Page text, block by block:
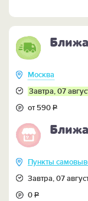
Москва
Завтра, 07
от 590Р
Пункты
Завтра, 07
0Р